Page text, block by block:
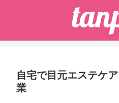
自宅で目元エステケ
業